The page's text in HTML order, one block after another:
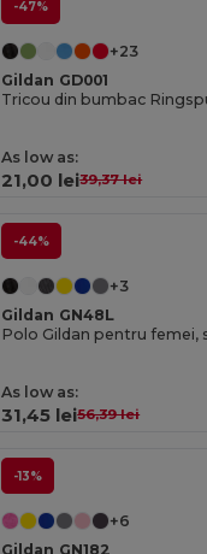
-47%
+23
Gildan GD001
Tricou din bumbac
As low as:
21,00 lei39,37 lei
-44%
+3
Gildan GN48L
As low as:
31,45 lei56,39 lei
-13%
+6
Gildan GN182